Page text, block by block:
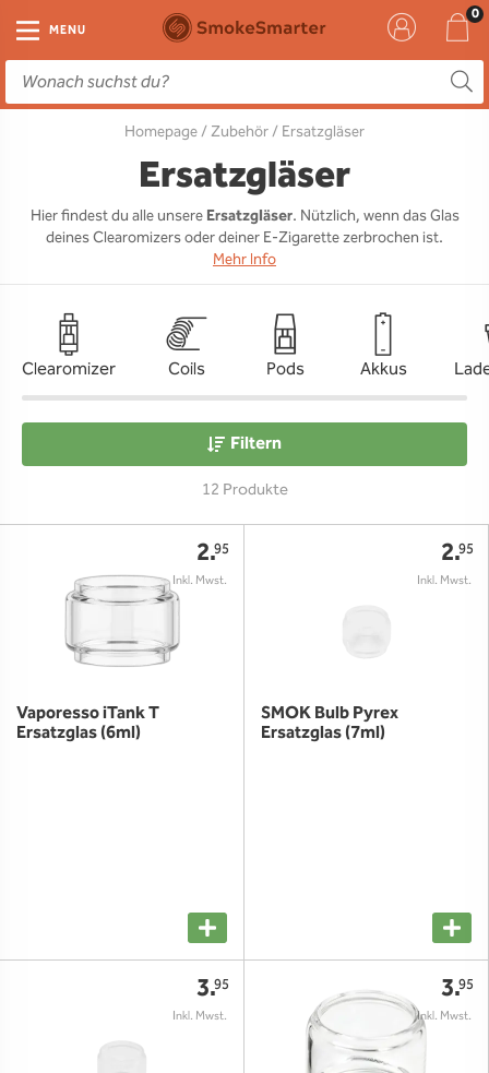
MENU E-Zigarette
E-Zigaretten Starter-Sets
Clearomizer
Akkus
Einweg
Einweg Vape
Liquids
E-Liquid
Zubehör
Clearomizer
Driptips
Ladegeräte
Ersatzgläser
Sonstiges
DIY
Aromen
Wick & Coils
Homepage/Zubehör/ Ersatzgläser
Ersatzgläser
Hier findest du alle unsereErsatzgläser. Nützlich, wenn das Glas
deines Clearomizers oder deiner E-Zigarette zerbrochen ist.
Mehr Info
Clearomizer Coils Pods Akkus
Filtern
12 Produkte
2.95
Vaporesso iTank T
Ersatzglas (6ml)
2.95
SMOK Bulb Pyrex
Ersatzglas (7ml)
3.95 3.95